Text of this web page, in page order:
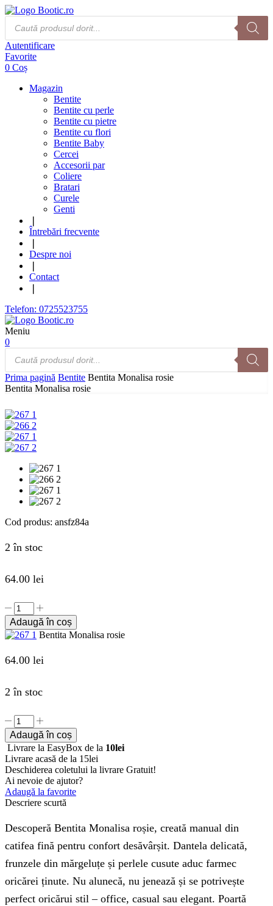
Products
search
Autentificare
Favorite
0 Coș
Magazin
Bentite
Bentite cu perle
Bentite cu pietre
Bentite cu flori
Bentite Baby
Cercei
Accesorii par
Coliere
Bratari
Curele
Genti
Întrebări frecvente
Despre noi
Contact
Telefon: 0725523755
Meniu
0
Products
search
Prima pagină Bentite Bentita Monalisa rosie
Bentita Monalisa rosie
Cod produs: ansfz84a
2 în stoc
64.00 lei
Cantitate
Bentita
Monalisa
rosie
Adaugă în coș
Bentita Monalisa rosie
64.00 lei
2 în stoc
Cantitate
Bentita
Monalisa
rosie
Adaugă în coș
Livrare la EasyBox de la 10lei
Livrare acasă de la 15lei
Deschiderea coletului la livrare Gratuit!
Ai nevoie de ajutor?
Adaugă la favorite
Descriere scurtă
Descoperă Bentita Monalisa roșie, creată manual din
catifea fină pentru confort desăvârșit. Dantela delicată,
frunzele din mărgeluțe și perlele cusute aduc farmec
oricărei ținute. Nu alunecă, nu jenează și se potrivește
perfect oricărui stil – office, casual sau elegant. Poartă